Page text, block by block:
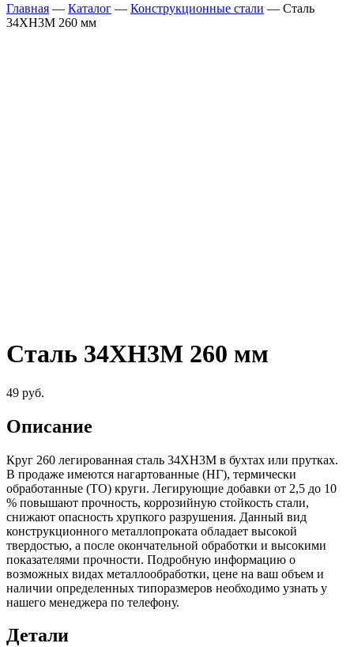
Главная — Каталог — Конструкционные стали — Сталь
34ХН3М 260 мм
Сталь 34ХН3М 260 мм
49 руб.
Описание
Круг 260 легированная сталь 34ХН3М в бухтах или прутках.
В продаже имеются нагартованные (НГ), термически
обработанные (ТО) круги. Легирующие добавки от 2,5 до 10
% повышают прочность, коррозийную стойкость стали,
снижают опасность хрупкого разрушения. Данный вид
конструкционного металлопроката обладает высокой
твердостью, а после окончательной обработки и высокими
показателями прочности. Подробную информацию о
возможных видах металлообработки, цене на ваш объем и
наличии определенных типоразмеров необходимо узнать у
нашего менеджера по телефону.
Детали